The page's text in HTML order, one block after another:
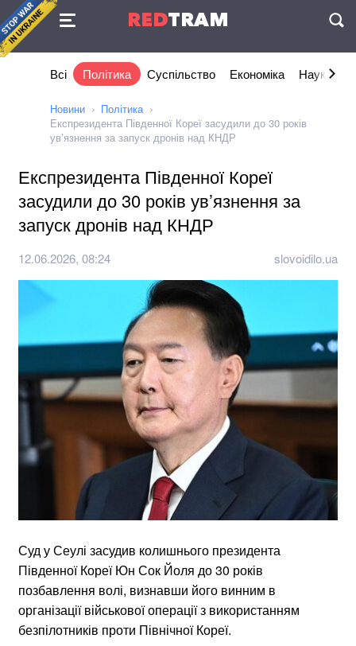
REDTRAM
Угода
Всі Політика Суспільство Економіка Наука та
Новини
Політика
Експрезидента Південної Кореї засудили до 30 років
ув’язнення за запуск дронів над КНДР
Експрезидента Південної Кореї
засудили до 30 років ув’язнення за
запуск дронів над КНДР
12.06.2026, 08:24 slovoidilo.ua
Суд у Сеулі засудив колишнього президента
Південної Кореї Юн Сок Йоля до 30 років
позбавлення волі, визнавши його винним в
організації військової операції з використанням
безпілотників проти Північної Кореї.